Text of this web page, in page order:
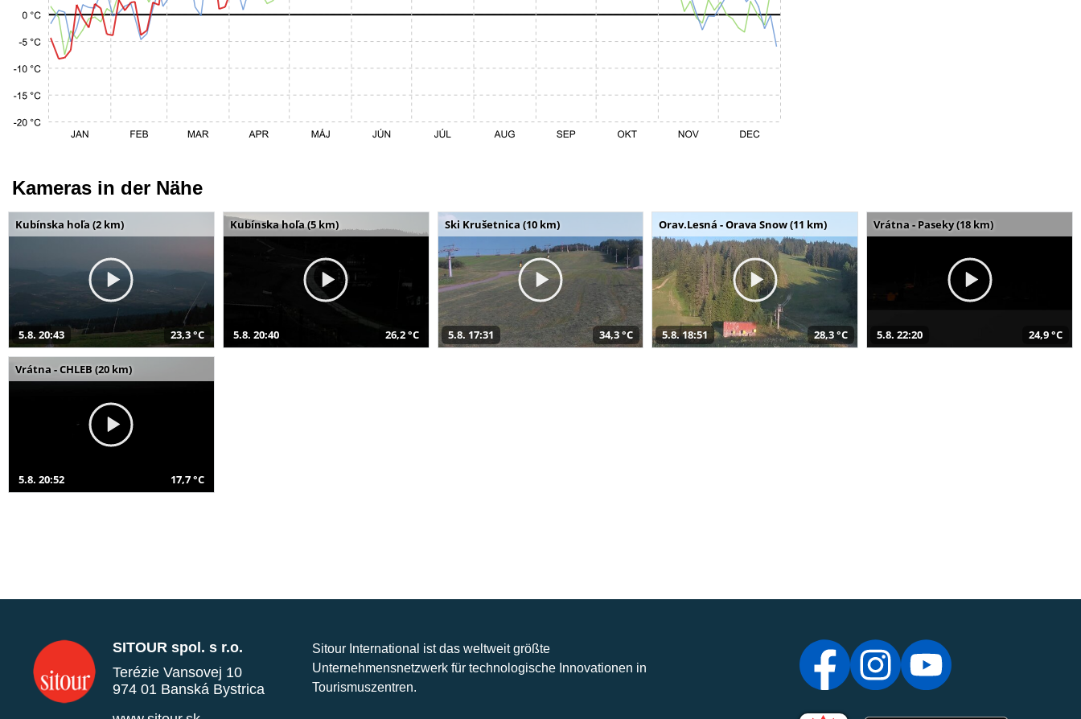
Kameras in der Nähe
Kubínska hoľa (2 km)
5.8. 20:43 23,3 °C
Kubínska hoľa (5 km)
5.8. 20:40 26,2 °C
Ski Krušetnica (10 km)
5.8. 17:31 34,3 °C
Orav.Lesná - Orava Snow (11 km)
5.8. 18:51 28,3 °C
Vrátna - Paseky (18 km)
5.8. 22:20 24,9 °C
Vrátna - CHLEB (20 km)
5.8. 20:52 17,7 °C
SITOUR spol. s r.o.
Terézie Vansovej 10
974 01 Banská Bystrica
Sitour International ist das weltweit größte
Unternehmensnetzwerk für technologische Innovationen in
Tourismuszentren.